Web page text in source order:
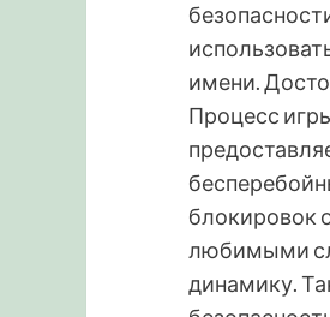
имени.
Процесс
блокировок
любимыми
динамику.